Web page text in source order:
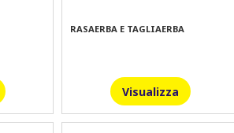
RASAERBA E TAGLIAERBA
Visualizza